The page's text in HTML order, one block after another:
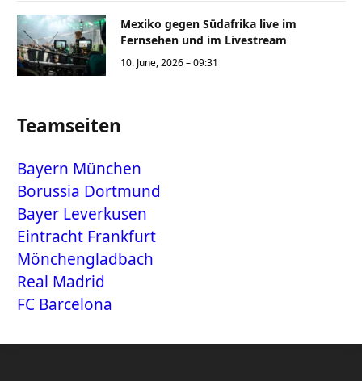
Mexiko gegen Südafrika live im
Fernsehen und im Livestream
10. June, 2026 – 09:31
Teamseiten
Bayern München
Borussia Dortmund
Bayer Leverkusen
Eintracht Frankfurt
Mönchengladbach
Real Madrid
FC Barcelona